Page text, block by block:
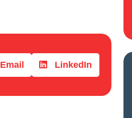
Email LinkedIn